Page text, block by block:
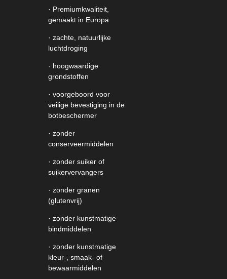
· Premiumkwaliteit,
gemaakt in Europa
· zachte, natuurlijke
luchtdroging
· hoogwaardige
grondstoffen
· voorgeboord voor
veilige bevestiging in de
botbeschermer
· zonder
conserveermiddelen
· zonder suiker of
suikervervangers
· zonder granen
(glutenvrij)
· zonder kunstmatige
bindmiddelen
· zonder kunstmatige
kleur-, smaak- of
bewaarmiddelen